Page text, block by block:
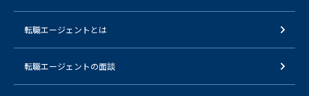
転職エージェントとは
転職エージェントの面談